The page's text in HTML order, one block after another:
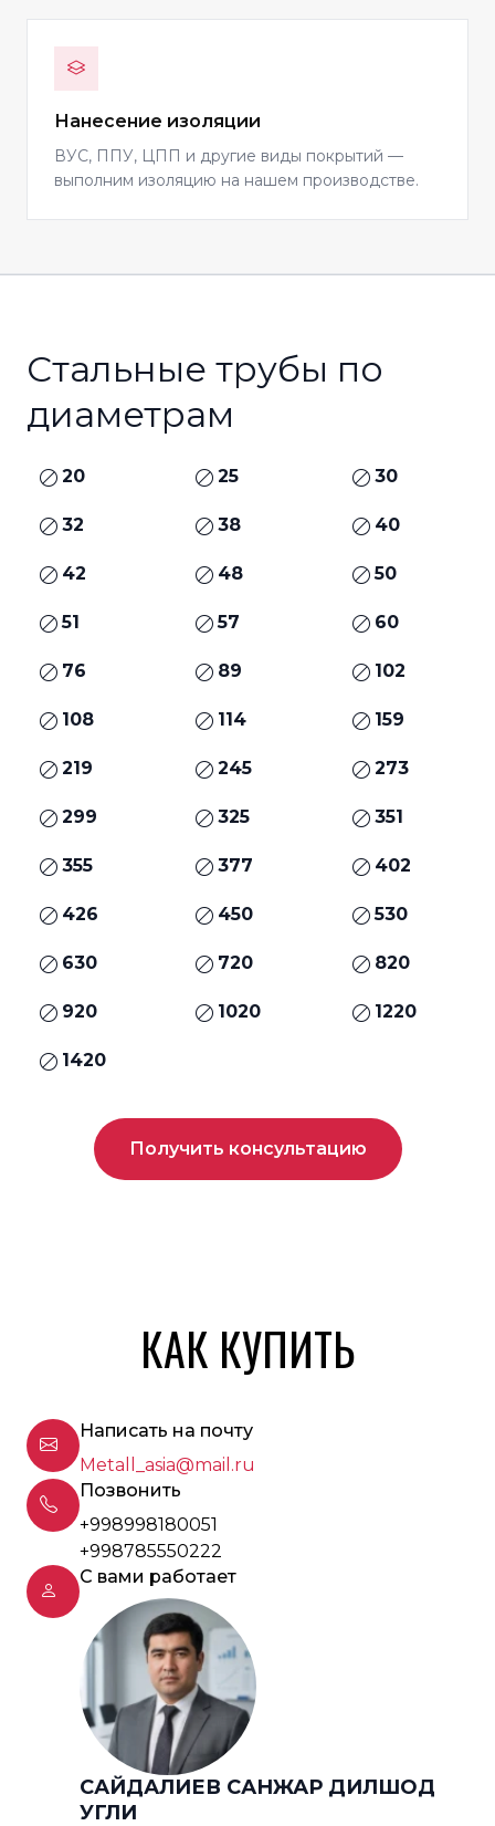
Нанесение изоляции
ВУС, ППУ, ЦПП и другие виды покрытий —
выполним изоляцию на нашем производстве.
Стальные трубы по
диаметрам
20 25 30
32 38 40
42 48 50
51 57 60
76 89 102
108 114 159
219 245 273
299 325 351
355 377 402
426 450 530
630 720 820
920 1020 1220
1420
Получить консультацию
КАК КУПИТЬ
Написать на почту
Metall_asia@mail.ru
Позвонить
+998998180051
+998785550222
С вами работает
САЙДАЛИЕВ САНЖАР ДИЛШОД
УГЛИ